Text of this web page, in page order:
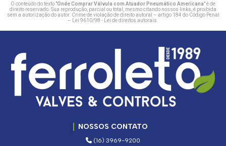
O conteúdo do texto "Onde Comprar Válvula com Atuador Pneumático Americana" é de
direito reservado. Sua reprodução, parcial ou total, mesmo citando nossos links, é proibida
sem a autorização do autor. Crime de violação de direito autoral – artigo 184 do Código Penal
–
Lei 9610/98 - Lei de direitos autorais
NOSSOS CONTATO
(16) 3969-9200